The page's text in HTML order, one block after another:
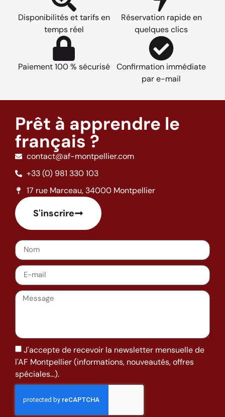
Disponibilités et tarifs en
temps réel
Réservation rapide en
quelques clics
Paiement 100 % sécurisé
Confirmation immédiate
par e-mail
Prêt à apprendre le
français ?
contact@af-montpellier.com
+33 (0) 981 330 103
17 rue Marceau, 34000 Montpellier
S'inscrire
J'accepte de recevoir la newsletter mensuelle de
l'AF Montpellier (informations, nouveautés, offres
spéciales...).